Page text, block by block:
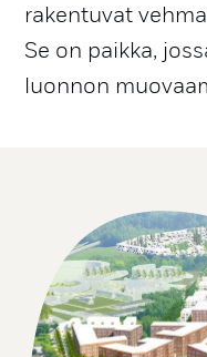
rakentuvat
Se on paikka,
luonnon